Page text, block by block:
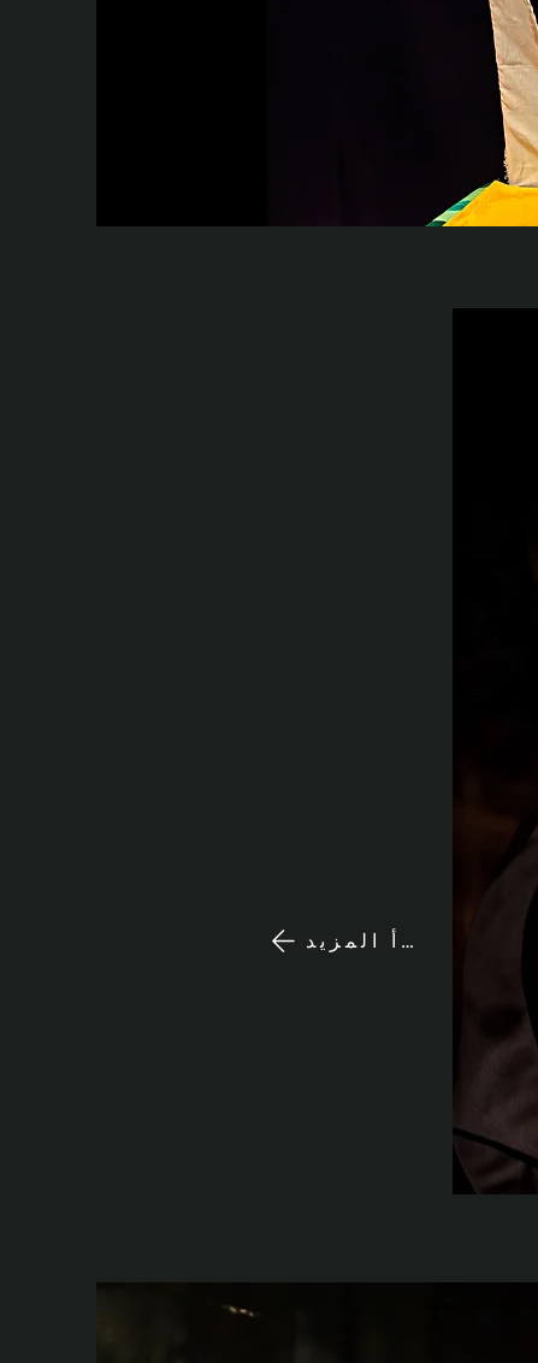
اقرأ المزيد